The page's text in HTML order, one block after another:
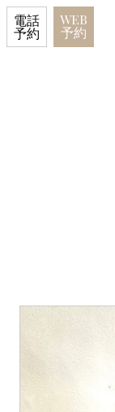
電話
予約
WEB
予約